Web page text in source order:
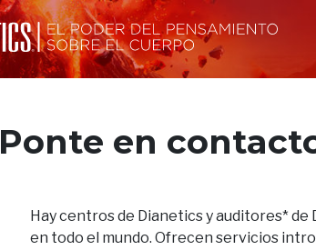
Ponte en
Hay centros de Dianetics y auditores* de
en todo el mundo. Ofrecen servicios